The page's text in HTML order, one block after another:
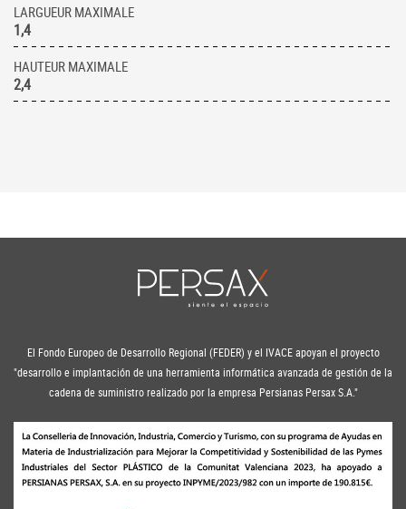
LARGUEUR MAXIMALE
1,4
HAUTEUR MAXIMALE
2,4
El Fondo Europeo de Desarrollo Regional (FEDER) y el IVACE apoyan el proyecto
"desarrollo e implantación de una herramienta informática avanzada de gestión de la
cadena de suministro realizado por la empresa Persianas Persax S.A."